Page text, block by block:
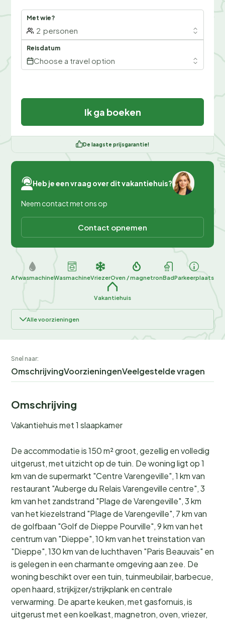
Met wie?
2 personen
Reisdatum
Choose a travel option
Ik ga boeken
De laagste prijsgarantie!
Heb je een vraag over dit vakantiehuis?
Neem contact met ons op
Contact opnemen
AfwasmachineWasmachineVriezerOven / magnetronBadParkeerplaats
Vakantiehuis
Alle voorzieningen
Snel naar:
OmschrijvingVoorzieningenVeelgestelde vragen
Omschrijving
Vakantiehuis met 1 slaapkamer
De accommodatie is 150 m² groot, gezellig en volledig
uitgerust, met uitzicht op de tuin. De woning ligt op 1
km van de supermarkt "Centre Varengeville", 1 km van
restaurant "Auberge du Relais Varengeville centre", 3
km van het zandstrand "Plage de Varengeville", 3 km
van het kiezelstrand "Plage de Varengeville", 7 km van
de golfbaan "Golf de Dieppe Pourville", 9 km van het
centrum van "Dieppe", 10 km van het treinstation van
"Dieppe", 130 km van de luchthaven "Paris Beauvais" en
is gelegen in een charmante omgeving aan zee. De
woning beschikt over een tuin, tuinmeubilair, barbecue,
open haard, strijkijzer/strijkplank en centrale
verwarming. De aparte keuken, met gasfornuis, is
uitgerust met een koelkast, magnetron, oven, vriezer,